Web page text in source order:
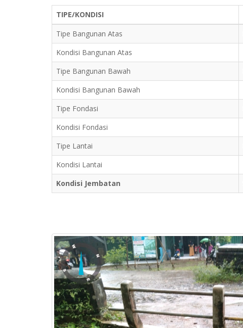
TIPE/KONDISI
Tipe Bangunan Atas
Kondisi Bangunan Atas
Tipe Bangunan Bawah
Kondisi Bangunan Bawah
Tipe Fondasi
Kondisi Fondasi
Tipe Lantai
Kondisi Lantai
Kondisi Jembatan